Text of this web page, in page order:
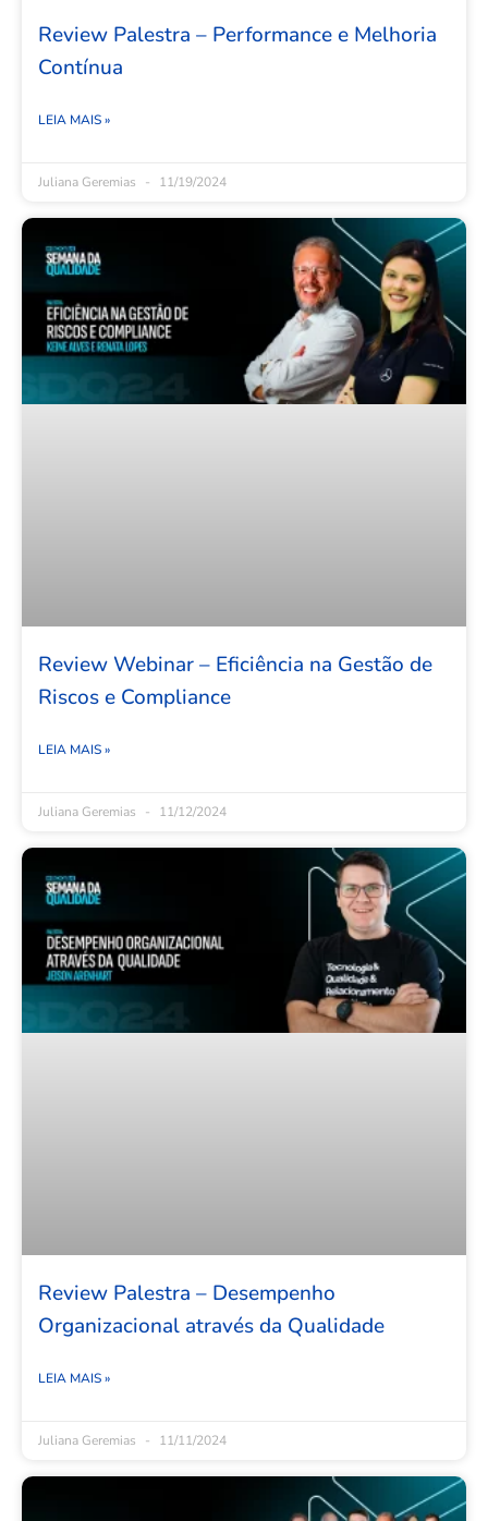
Review Palestra – Performance e Melhoria
Contínua
LEIA MAIS »
Juliana Geremias 11/19/2024
Review Webinar – Eficiência na Gestão de
Riscos e Compliance
LEIA MAIS »
Juliana Geremias 11/12/2024
Review Palestra – Desempenho
Organizacional através da Qualidade
LEIA MAIS »
Juliana Geremias 11/11/2024